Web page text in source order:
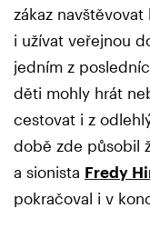
zákaz
i užívat veřejnou
jedním z
děti mohly hrát
cestovat i z
době zde působil
a sionista Fredy
pokračoval i v